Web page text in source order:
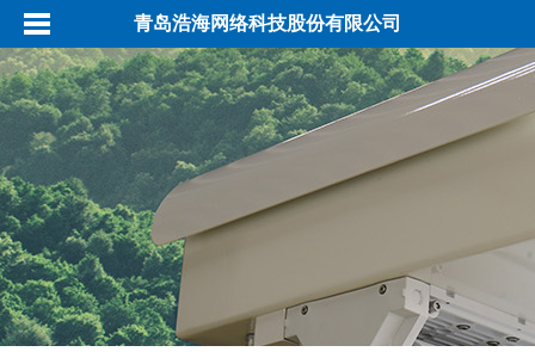
青岛浩海网络科技股份有限公司